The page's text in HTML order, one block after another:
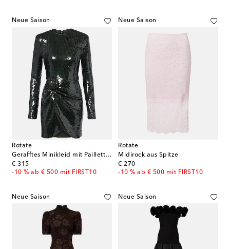
Neue Saison
Rotate
Gerafftes Minikleid mit Pailletten
€ 315
original price
-10 % ab € 500 mit FIRST10
Neue Saison
Rotate
Midirock aus Spitze
€ 270
original price
-10 % ab € 500 mit FIRST10
Neue Saison Neue Saison